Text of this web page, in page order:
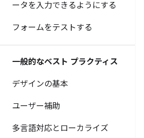
ータを入力できるようにする
フォームをテストする
一般的なベスト プラクティス
デザインの基本
ユーザー補助
多言語対応とローカライズ